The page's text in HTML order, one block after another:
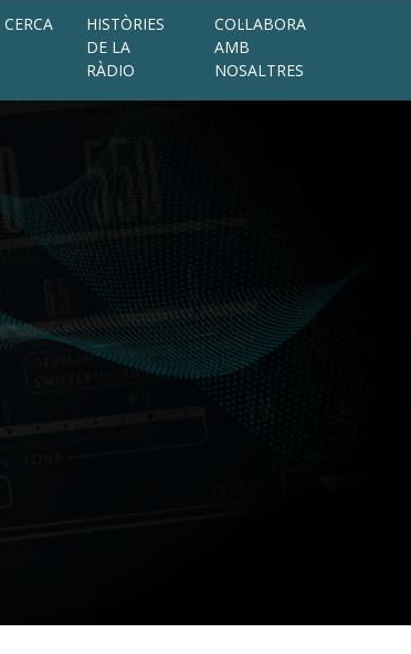
CERCA
HISTÒRIES
DE LA
RÀDIO
COL·LABORA
AMB
NOSALTRES